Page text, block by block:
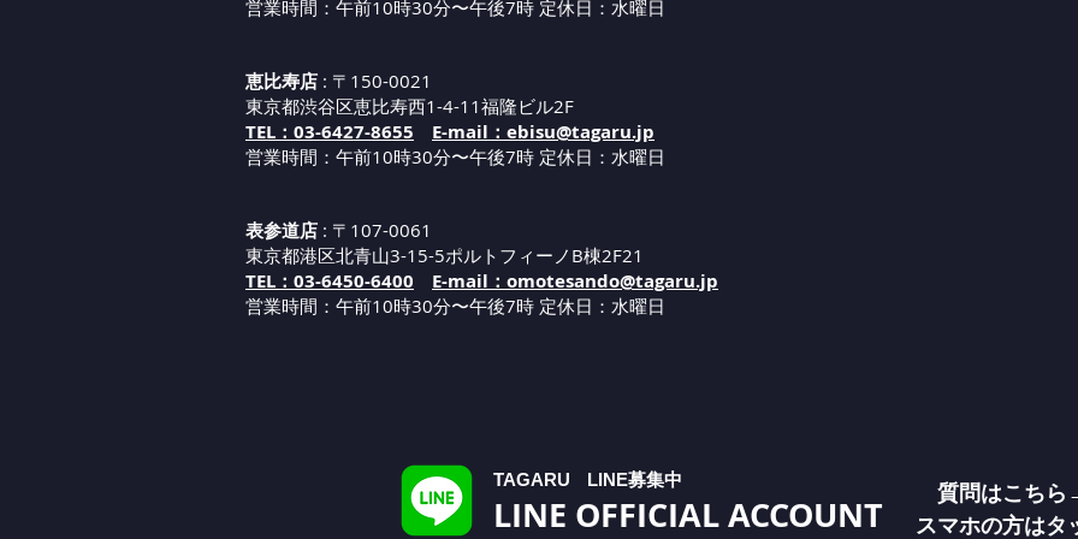
営業時間：午前10時30分〜午後7時 定休日：水曜日
恵比寿店 : 〒150-0021
東京都渋谷区恵比寿西1-4-11福隆ビル2F
TEL：03-6427-8655 E-mail：ebisu@tagaru.jp
営業時間：午前10時30分〜午後7時 定休日：水曜日
表参道店 : 〒107-0061
東京都港区北青山3-15-5ポルトフィーノB棟2F21
TEL：03-6450-6400 E-mail：omotesando@tagaru.jp
営業時間：午前10時30分〜午後7時 定休日：水曜日
TAGARU
LINE OFFICIAL ACCOUNT
LINE募集中
質問はこち
スマホの方はタ